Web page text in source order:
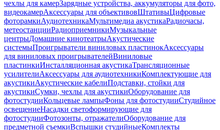
чехлы для камерЗарядные устройства, аккумуляторы для фото,
видеокамерАксессуары для объективовШтативыЦифровые
фоторамкиАудиотехникаМультимедиа акустикаРадиочасы,
метеостанцииРадиоприемникиМузыкальные
центрыДомашние кинотеатрыАкустические
системыПроигрыватели виниловых пластинокАксессуары
для виниловых проигрывателейВиниловые
пластинкиИнсталляционная акустикаТрансляционные
усилителиАксессуары для аудиотехникиКомплектующие для
акустикиАкустические кабелиПодставки, стойки для
акустикиСумки, чехлы для акустикиОборудование для
фотостудииКольцевые лампыФоны для фотостудииСтудийное
освещениеНасадки светоформирующие для
фотостудииФотозонты, отражателиОборудование для
предметной съемкиВспышки студийныеКомплекты